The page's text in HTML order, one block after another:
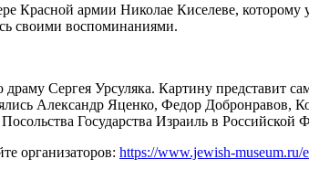
Красной армии Николае Киселеве, которому
своими воспоминаниями.
Сергея Урсуляка. Картину представит
Александр Яценко, Федор Добронравов,
Государства Израиль в Российской
организаторов: https://www.jewish-museum.ru/